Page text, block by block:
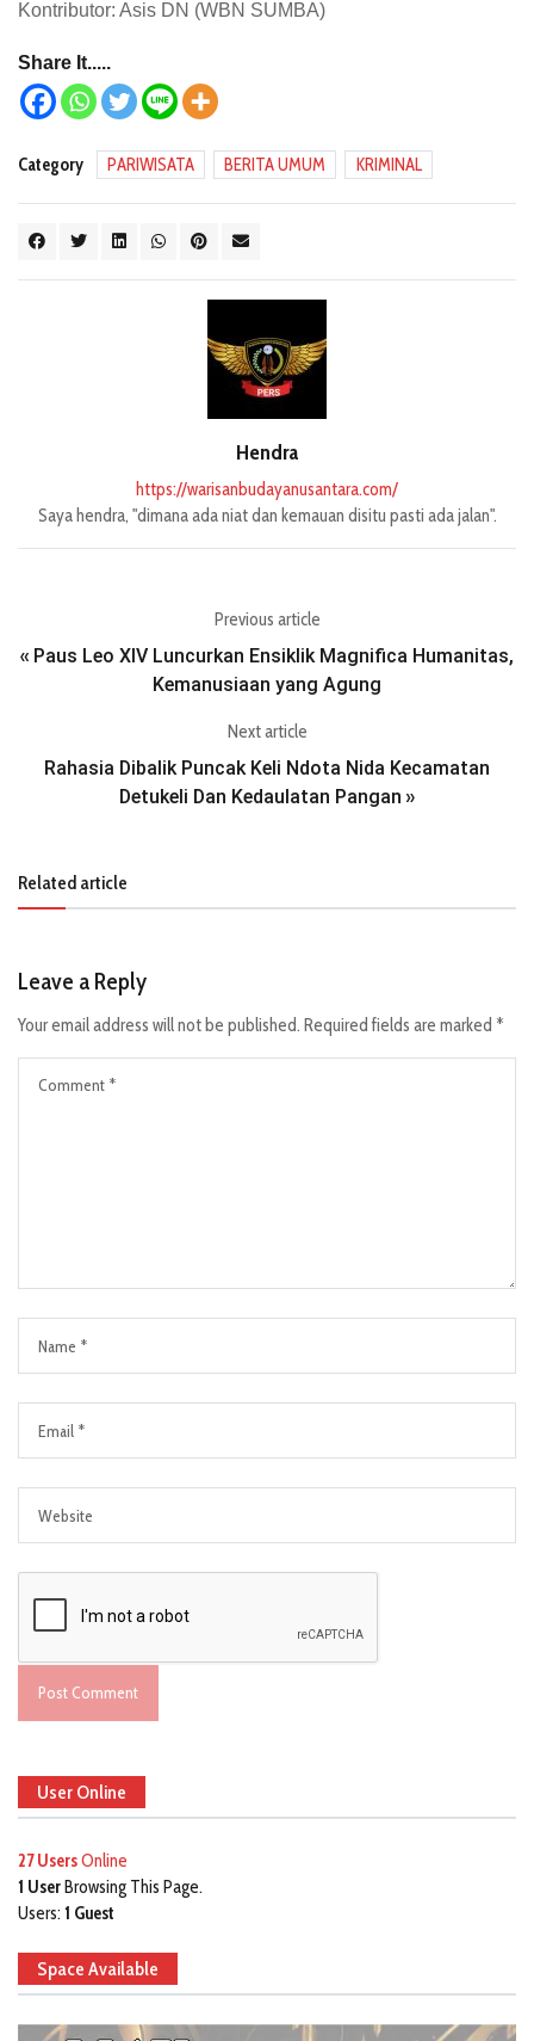
Kontributor: Asis DN (WBN SUMBA)
Share It.....
Category PARIWISATA BERITA UMUM KRIMINAL
Hendra
https://warisanbudayanusantara.com/
Saya hendra, "dimana ada niat dan kemauan disitu pasti ada jalan".
Previous article
« Paus Leo XIV Luncurkan Ensiklik Magnifica Humanitas,
Kemanusiaan yang Agung
Next article
Rahasia Dibalik Puncak Keli Ndota Nida Kecamatan
Detukeli Dan Kedaulatan Pangan »
Related article
Leave a Reply
Your email address will not be published. Required fields are marked *
User Online
27 UsersOnline
1 User Browsing This Page.
Users: 1 Guest
Space Available